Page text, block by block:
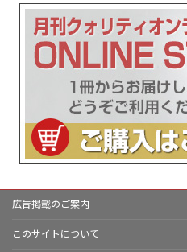
広告掲載のご案内
このサイトについて